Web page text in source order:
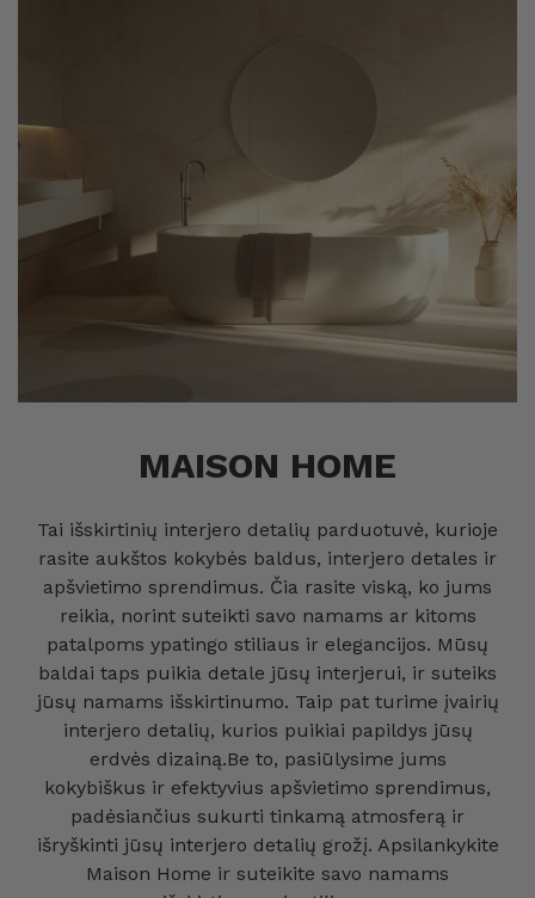
MAISON HOME
Tai išskirtinių interjero detalių parduotuvė, kurioje
rasite aukštos kokybės baldus, interjero detales ir
apšvietimo sprendimus. Čia rasite viską, ko jums
reikia, norint suteikti savo namams ar kitoms
patalpoms ypatingo stiliaus ir elegancijos. Mūsų
baldai taps puikia detale jūsų interjerui, ir suteiks
jūsų namams išskirtinumo. Taip pat turime įvairių
interjero detalių, kurios puikiai papildys jūsų
erdvės dizainą.Be to, pasiūlysime jums
kokybiškus ir efektyvius apšvietimo sprendimus,
padėsiančius sukurti tinkamą atmosferą ir
išryškinti jūsų interjero detalių grožį. Apsilankykite
Maison Home ir suteikite savo namams